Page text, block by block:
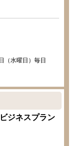
（水曜日）毎日
ジネスプラン